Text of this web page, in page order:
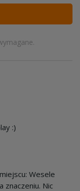
:)
Wesele
znaczeniu. Nic